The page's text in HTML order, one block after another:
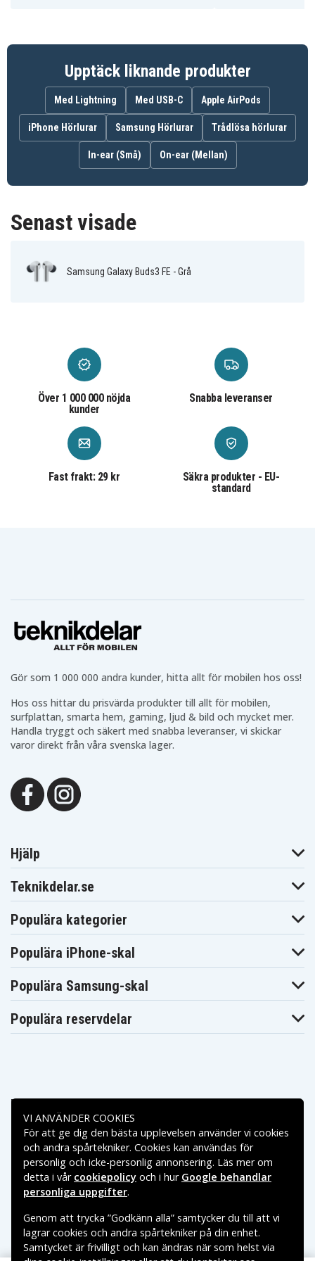
Produkttyp Hörlurar
Färg
Upptäck liknande produkter
Med Lightning Med USB-C Apple AirPods
iPhone Hörlurar Samsung Hörlurar Trådlösa hörlurar
In-ear (Små) On-ear (Mellan)
Senast visade
Samsung Galaxy Buds3 FE - Grå
Över 1 000 000 nöjda
kunder
Snabba leveranser
Fast frakt: 29 kr
Säkra produkter - EU-
standard
Gör som 1 000 000 andra kunder, hitta allt för mobilen hos oss!
Hos oss hittar du prisvärda produkter till allt för mobilen,
surfplattan, smarta hem, gaming, ljud & bild och mycket mer.
Handla tryggt och säkert med snabba leveranser, vi skickar
varor direkt från våra svenska lager.
Hjälp
Teknikdelar.se
Populära kategorier
Populära iPhone-skal
Populära Samsung-skal
Populära reservdelar
Betalningsalternativ
Leveransalternativ
VI ANVÄNDER COOKIES
För att ge dig den bästa upplevelsen använder vi cookies
och andra spårtekniker. Cookies kan användas för
personlig och icke-personlig annonsering. Läs mer om
detta i vår cookiepolicy och i hur Google behandlar
personliga uppgifter.
Genom att trycka ”Godkänn alla” samtycker du till att vi
lagrar cookies och andra spårtekniker på din enhet.
Samtycket är frivilligt och kan ändras när som helst via